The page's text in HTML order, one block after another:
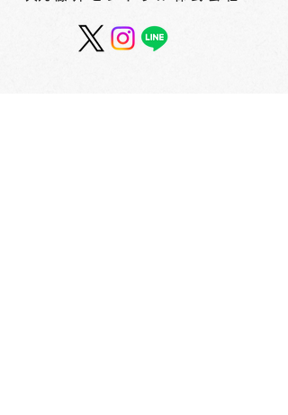
スカイホール展覧会内